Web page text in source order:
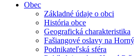
Obec
Základné údaje o obci
História obce
Geografická charakteristika
Fašiangové oslavy na
Podnikateľská sféra